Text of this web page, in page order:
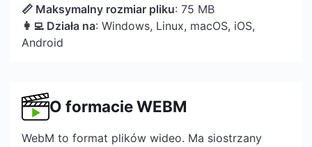
📏 Maksymalny rozmiar pliku: 75 MB
👩‍💻 Działa na: Windows, Linux, macOS, iOS,
Android
O formacie WEBM
WebM to format plików wideo. Ma siostrzany